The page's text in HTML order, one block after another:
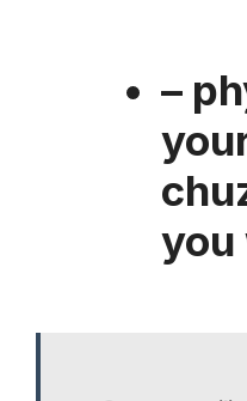
–
you